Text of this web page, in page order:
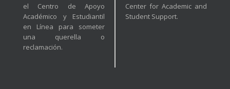
el Centro de Apoyo
Académico y Estudiantil
en Línea para someter
una querella o
reclamación.
Center for Academic and
Student Support.